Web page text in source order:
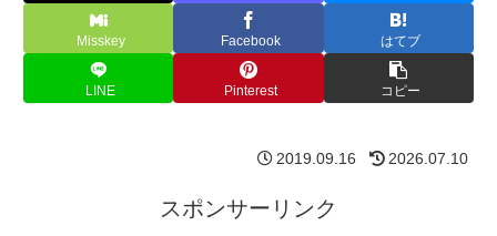
Misskey Facebook はてブ
LINE Pinterest コピー
2019.09.16 2026.07.10
スポンサーリンク